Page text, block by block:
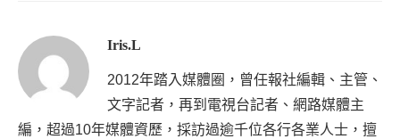
Iris.L
2012年踏入媒體圈，曾任報社編輯、主管、
文字記者，再到電視台記者、網路媒體主
編，超過10年媒體資歷，採訪過逾千位各行各業人士，擅